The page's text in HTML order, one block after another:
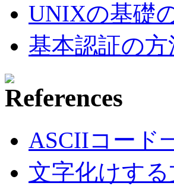
UNIXの基礎
基本認証の方
ASCIIコード
文字化けす